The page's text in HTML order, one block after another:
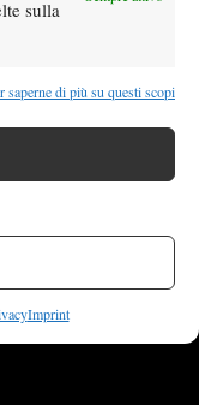
sulla
saperne di più su questi scopi
Imprint